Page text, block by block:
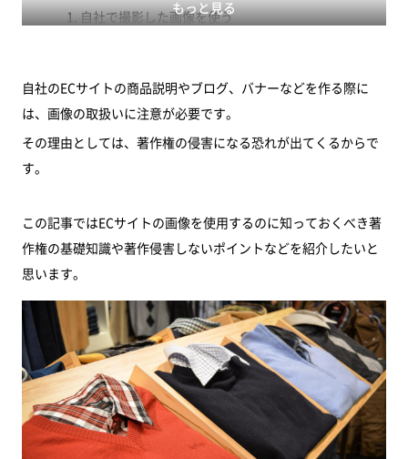
もっと見る
自社で撮影した画像を使う
デザイナーやカメラマンなどプロに依頼する
メーカーの商品説明画像などを利用する場合は正
規代理店になるなど許可をもらう
まとめ
自社のECサイトの商品説明やブログ、バナーなどを作る際に
は、画像の取扱いに注意が必要です。
その理由としては、著作権の侵害になる恐れが出てくるからで
す。
この記事ではECサイトの画像を使用するのに知っておくべき著
作権の基礎知識や著作侵害しないポイントなどを紹介したいと
思います。